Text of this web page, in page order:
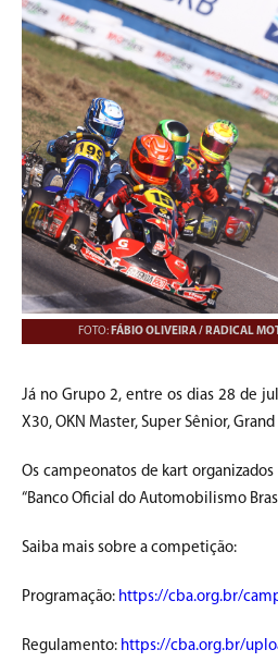
FOTO: FÁBIO OLIVEIRA / RADICAL
Já no Grupo 2, entre os dias 28 de
X30, OKN Master, Super Sênior,
Os campeonatos de kart
“Banco Oficial do Automobilismo
Saiba mais sobre a competição:
Programação: https://cba.org.br/
Regulamento: https://cba.org.br/